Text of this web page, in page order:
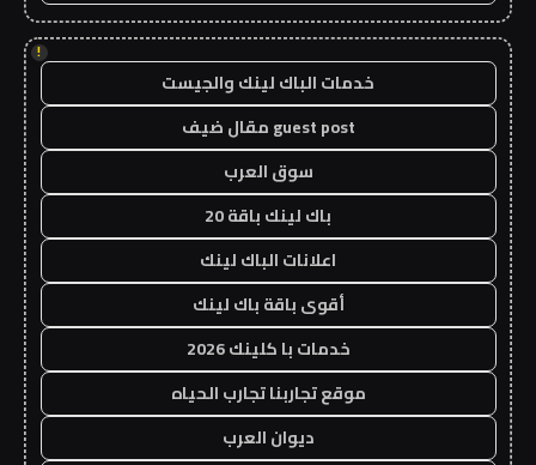
!
خدمات الباك لينك والجيست
guest post مقال ضيف
سوق العرب
باك لينك باقة 20
اعلانات الباك لينك
أقوى باقة باك لينك
خدمات با كلينك 2026
موقع تجاربنا تجارب الحياه
ديوان العرب